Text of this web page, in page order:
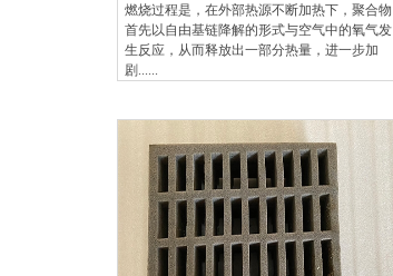
燃烧过程是，在外部热源不断加热下，聚合物
首先以自由基链降解的形式与空气中的氧气发
生反应，从而释放出一部分热量，进一步加
剧......